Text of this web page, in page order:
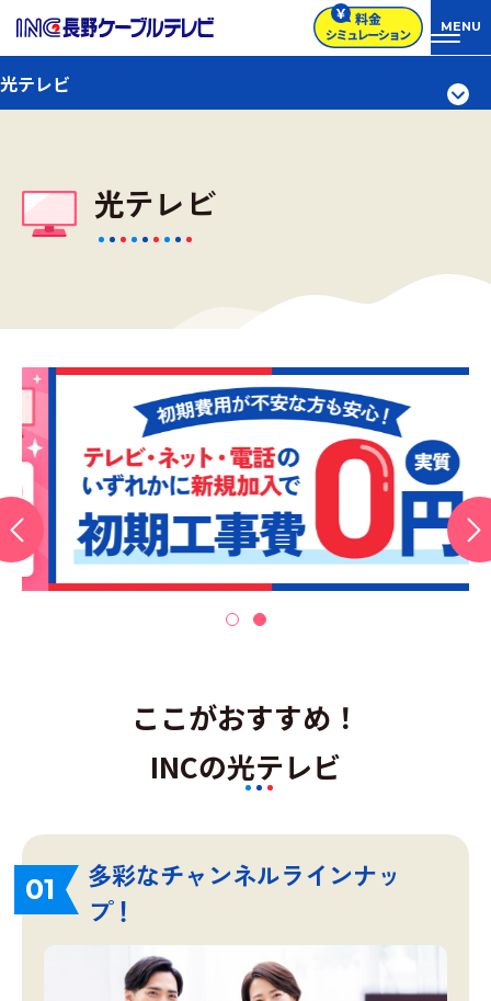
光テレビ
ここがおすすめ！
INCの光テレビ
01
多彩なチャンネルラインナッ
プ！
光テレビ